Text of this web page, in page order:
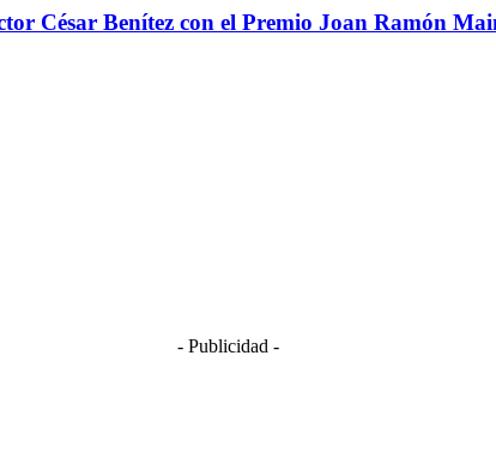
César Benítez con el Premio Joan Ramón
- Publicidad -